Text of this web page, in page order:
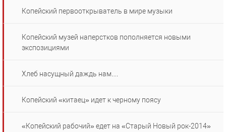
Копейский первооткрыватель в мире музыки
Копейский музей наперстков пополняется новыми
экспозициями
Хлеб насущный даждь нам…
Копейский «китаец» идет к черному поясу
«Копейский рабочий» едет на «Старый Новый рок-2014»